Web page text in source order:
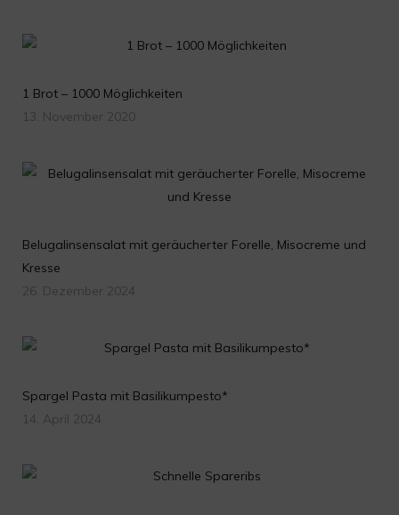
1 Brot – 1000 Möglichkeiten
13. November 2020
Belugalinsensalat mit geräucherter Forelle, Misocreme und
Kresse
26. Dezember 2024
Spargel Pasta mit Basilikumpesto*
14. April 2024